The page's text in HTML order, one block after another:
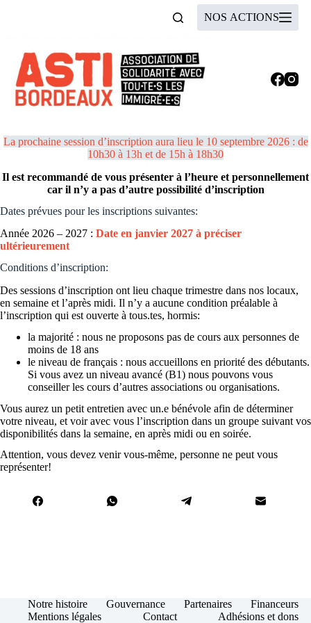
NOS ACTIONS
La prochaine session d’inscription aura lieu le 10 septembre 2026 : de
10h30 à 13h et de 15h à 18h30
Il est recommandé de vous présenter à l’heure et personnellement
car il n’y a pas d’autre possibilité d’inscription
Dates prévues pour les inscriptions suivantes:
Année 2026 – 2027 : Date en janvier 2027 à préciser
ultérieurement
Conditions d’inscription:
Des sessions d’inscription ont lieu chaque trimestre dans nos locaux,
en semaine et l’après midi. Il n’y a aucune condition préalable à
l’inscription qui est ouverte à tous.tes, hormis:
la majorité : nous ne proposons pas de cours aux personnes de
moins de 18 ans
le niveau de français : nous accueillons en priorité des débutants.
Si vous avez un niveau avancé (B1) nous pouvons vous
conseiller les cours d’autres associations ou organisations.
Vous aurez un petit entretien avec un.e bénévole afin de déterminer
votre niveau, et voir avec vous l’inscription dans un groupe suivant vos
disponibilités dans la semaine, en après midi ou en soirée.
Attention, vous devez venir vous-même, personne ne peut vous
représenter!
Notre histoire Gouvernance Partenaires
Financeurs
Mentions légales
Contact Adhésions et dons